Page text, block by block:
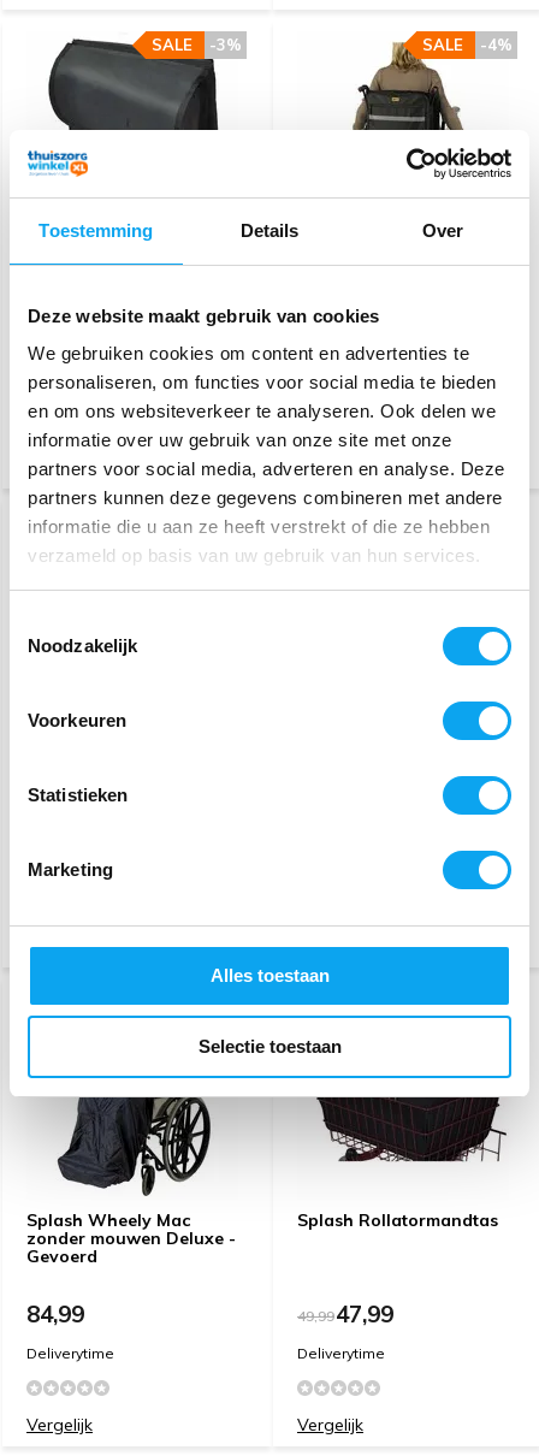
Toestemming Details Over
Deze website maakt gebruik van cookies
We gebruiken cookies om content en advertenties te
personaliseren, om functies voor social media te bieden
en om ons websiteverkeer te analyseren. Ook delen we
informatie over uw gebruik van onze site met onze
partners voor social media, adverteren en analyse. Deze
partners kunnen deze gegevens combineren met andere
informatie die u aan ze heeft verstrekt of die ze hebben
verzameld op basis van uw gebruik van hun services.
Noodzakelijk
Voorkeuren
Statistieken
Marketing
Alles toestaan
Selectie toestaan
Splash Scootmobiel
-3%
SALE
71,9969,99
Deliverytime
Vergelijk
Splash Rolstoeltas
-4%
SALE
44,9942,99
Vergelijk
Deliverytime
Vergelijk
Splash Wheely Mac
Vergelijk
Splash Wheely Mac
zonder mouwen Deluxe -
Gevoerd
84,99
Deliverytime
Vergelijk
Splash Rollatormandtas
-4%
SALE
49,9947,99
Deliverytime
Vergelijk